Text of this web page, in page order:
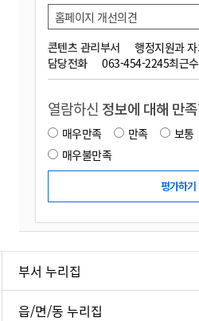
콘텐츠 관리부서
행정지원과
담당전화
063-454-2245최근
홈페이지 개선의견
열람하신 정보에 대해 만족
매우만족 만족 보통
매우불만족
부서 누리집
읍/면/동 누리집